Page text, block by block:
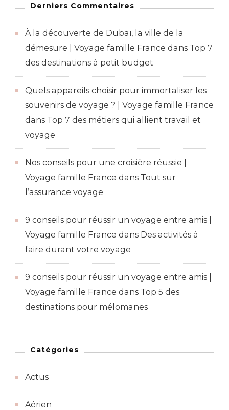
Derniers Commentaires
À la découverte de Dubaï, la ville de la
démesure | Voyage famille France dans Top 7
des destinations à petit budget
Quels appareils choisir pour immortaliser les
souvenirs de voyage ? | Voyage famille France
dans Top 7 des métiers qui allient travail et
voyage
Nos conseils pour une croisière réussie |
Voyage famille France dans Tout sur
l’assurance voyage
9 conseils pour réussir un voyage entre amis |
Voyage famille France dans Des activités à
faire durant votre voyage
9 conseils pour réussir un voyage entre amis |
Voyage famille France dans Top 5 des
destinations pour mélomanes
Catégories
Actus
Aérien